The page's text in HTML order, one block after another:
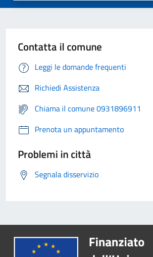
Contatta il comune
Leggi le domande frequenti
Richiedi Assistenza
Chiama il comune 0931896911
Prenota un appuntamento
Problemi in città
Segnala disservizio